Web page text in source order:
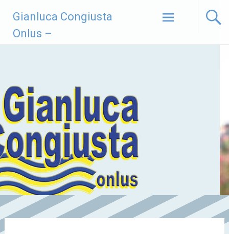
contenuto
Gianluca Congiusta
Onlus –